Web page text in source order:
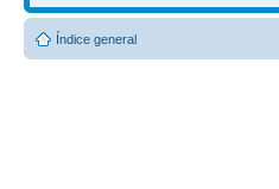
Índice general